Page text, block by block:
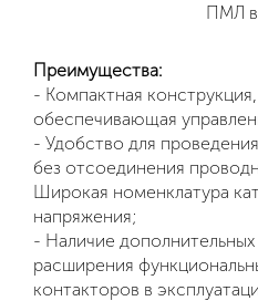
ПМЛ в
Преимущества:
- Компактная
обеспечивающая
- Удобство для
без отсоединения
Широкая номенклатура
напряжения;
- Наличие дополнительных
расширения
контакторов в